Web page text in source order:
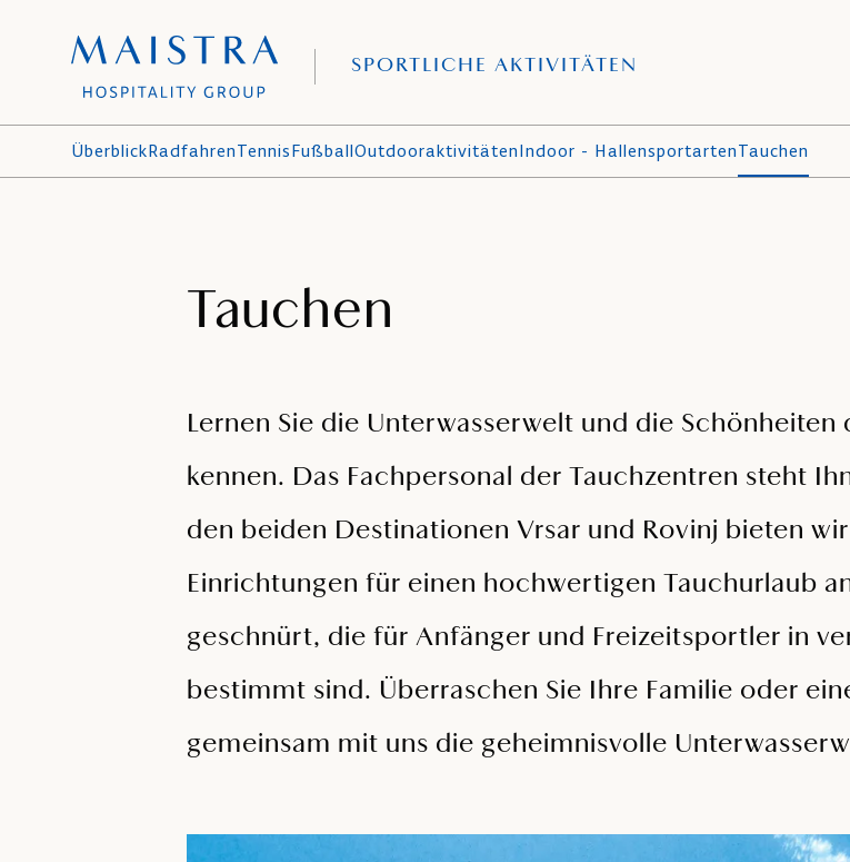
SPORTLICHE AKTIVITÄTEN
ÜberblickRadfahrenTennisFußballOutdooraktivitätenIndoor - HallensportartenTauchen
Tauchen
Lernen Sie die Unterwasserwelt und die
kennen. Das Fachpersonal der Tauchzentren steht
den beiden Destinationen Vrsar und Rovinj bieten
Einrichtungen für einen hochwertigen Tauchurlaub
geschnürt, die für Anfänger und Freizeitsportler in
bestimmt sind. Überraschen Sie Ihre Familie oder
gemeinsam mit uns die geheimnisvolle